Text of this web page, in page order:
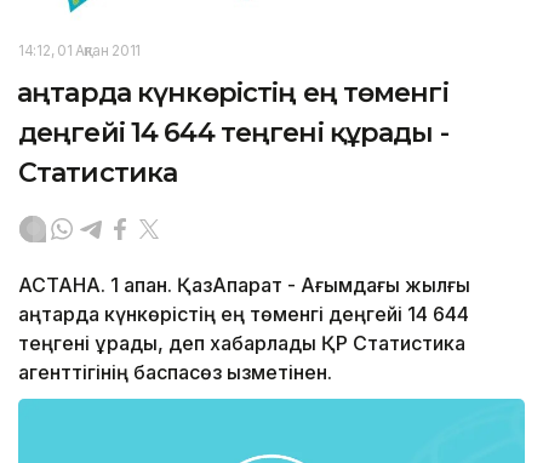
14:12, 01 Ақпан 2011
Қаңтарда күнкөрістің ең төменгі
деңгейі 14 644 теңгені құрады -
Статистика
АСТАНА. 1 ақпан. ҚазАқпарат - Ағымдағы жылғы
қаңтарда күнкөрістің ең төменгі деңгейі 14 644
теңгені құрады, деп хабарлады ҚР Статистика
агенттігінің баспасөз қызметінен.